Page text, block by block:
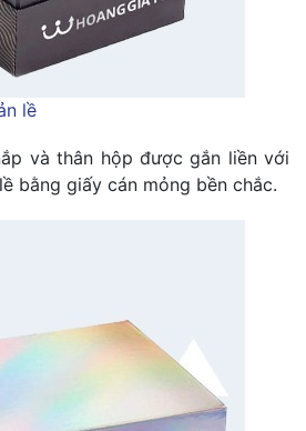
lề
và thân hộp được gắn liền với
bằng giấy cán mỏng bền chắc.